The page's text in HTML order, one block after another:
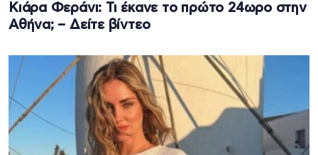
Κιάρα Φεράνι: Τι έκανε το πρώτο 24ωρο στην
Αθήνα; – Δείτε βίντεο